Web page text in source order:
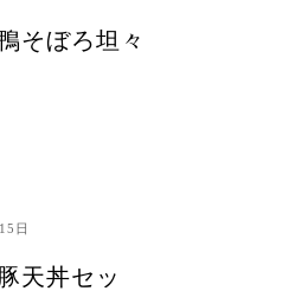
そぼろ坦々
日
天丼セッ